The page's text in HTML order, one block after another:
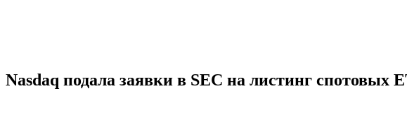
Nasdaq подала заявки в SEC на листинг спотовых